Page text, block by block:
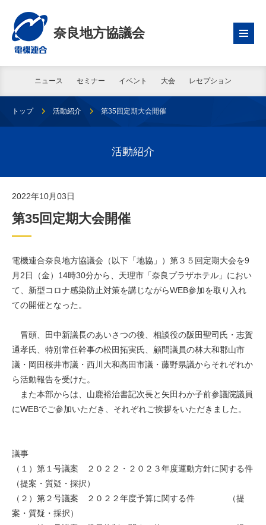
奈良地方協議会
ニュース セミナー イベント 大会 レセプション
トップ 活動紹介 第35回定期大会開催
活動紹介
2022年10月03日
第35回定期大会開催
電機連合奈良地方協議会（以下「地協」）第３５回定期大会を9
月2日（金）14時30分から、天理市「奈良プラザホテル」におい
て、新型コロナ感染防止対策を講じながらWEB参加を取り入れ
ての開催となった。
冒頭、田中新議長のあいさつの後、相談役の阪田聖司氏・志賀
通孝氏、特別常任幹事の松田拓実氏、顧問議員の林大和郡山市
議・岡田桜井市議・西川大和高田市議・藤野県議からそれぞれか
ら活動報告を受けた。
また本部からは、山鹿裕治書記次長と矢田わか子前参議院議員
にWEBでご参加いただき、それぞれご挨拶をいただきました。
議事
（１）第１号議案 ２０２２・２０２３年度運動方針に関する件
（提案・質疑・採択）
（２）第２号議案 ２０２２年度予算に関する件 （提
案・質疑・採択）